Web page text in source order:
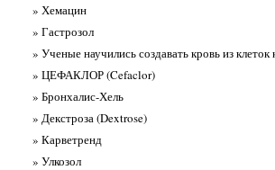
» Хемацин
» Гастрозол
» Ученые научились создавать кровь из клеток
» ЦЕФАКЛОР (Cefaclor)
» Бронхалис-Хель
» Декстроза (Dextrose)
» Карветренд
» Улкозол